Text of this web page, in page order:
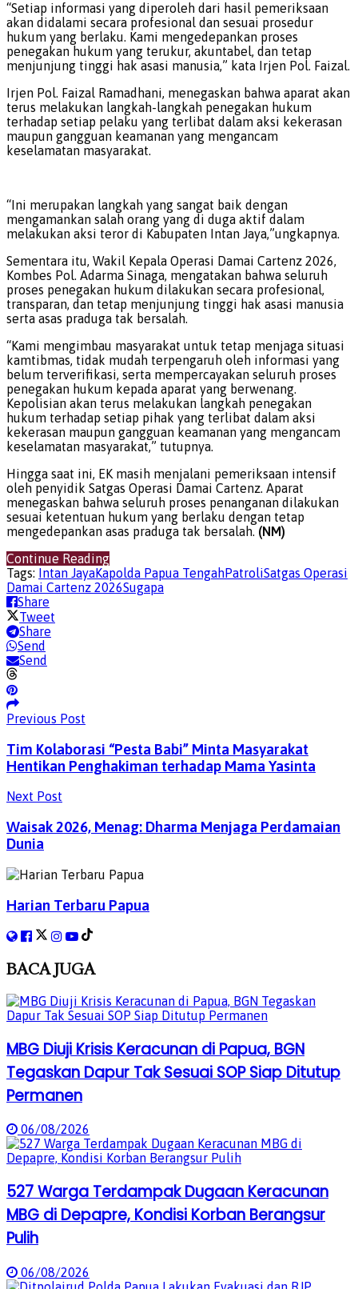
“Setiap informasi yang diperoleh dari hasil pemeriksaan
akan didalami secara profesional dan sesuai prosedur
hukum yang berlaku. Kami mengedepankan proses
penegakan hukum yang terukur, akuntabel, dan tetap
menjunjung tinggi hak asasi manusia,” kata Irjen Pol. Faizal.
Irjen Pol. Faizal Ramadhani, menegaskan bahwa aparat akan
terus melakukan langkah-langkah penegakan hukum
terhadap setiap pelaku yang terlibat dalam aksi kekerasan
maupun gangguan keamanan yang mengancam
keselamatan masyarakat.
“Ini merupakan langkah yang sangat baik dengan
mengamankan salah orang yang di duga aktif dalam
melakukan aksi teror di Kabupaten Intan Jaya,”ungkapnya.
Sementara itu, Wakil Kepala Operasi Damai Cartenz 2026,
Kombes Pol. Adarma Sinaga, mengatakan bahwa seluruh
proses penegakan hukum dilakukan secara profesional,
transparan, dan tetap menjunjung tinggi hak asasi manusia
serta asas praduga tak bersalah.
“Kami mengimbau masyarakat untuk tetap menjaga situasi
kamtibmas, tidak mudah terpengaruh oleh informasi yang
belum terverifikasi, serta mempercayakan seluruh proses
penegakan hukum kepada aparat yang berwenang.
Kepolisian akan terus melakukan langkah penegakan
hukum terhadap setiap pihak yang terlibat dalam aksi
kekerasan maupun gangguan keamanan yang mengancam
keselamatan masyarakat,” tutupnya.
Hingga saat ini, EK masih menjalani pemeriksaan intensif
oleh penyidik Satgas Operasi Damai Cartenz. Aparat
menegaskan bahwa seluruh proses penanganan dilakukan
sesuai ketentuan hukum yang berlaku dengan tetap
mengedepankan asas praduga tak bersalah. (NM)
Continue Reading
Tags: Intan JayaKapolda Papua TengahPatroliSatgas Operasi
Damai Cartenz 2026Sugapa
Share
Tweet
Share
Send
Send
Previous Post
Tim Kolaborasi “Pesta Babi” Minta Masyarakat
Hentikan Penghakiman terhadap Mama Yasinta
Next Post
Waisak 2026, Menag: Dharma Menjaga Perdamaian
Dunia
Harian Terbaru Papua
BACAJUGA
MBG Diuji Krisis Keracunan di Papua, BGN
Tegaskan Dapur Tak Sesuai SOP Siap Ditutup
Permanen
06/08/2026
527 Warga Terdampak Dugaan Keracunan
MBG di Depapre, Kondisi Korban Berangsur
Pulih
06/08/2026